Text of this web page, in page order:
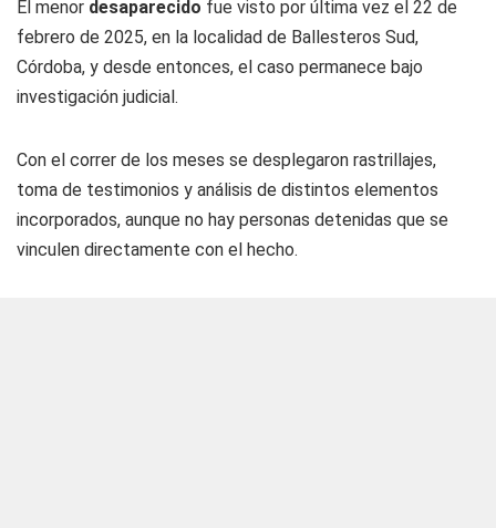
El menor desaparecido fue visto por última vez el 22 de
febrero de 2025, en la localidad de Ballesteros Sud,
Córdoba, y desde entonces, el caso permanece bajo
investigación judicial.
Con el correr de los meses se desplegaron rastrillajes,
toma de testimonios y análisis de distintos elementos
incorporados, aunque no hay personas detenidas que se
vinculen directamente con el hecho.